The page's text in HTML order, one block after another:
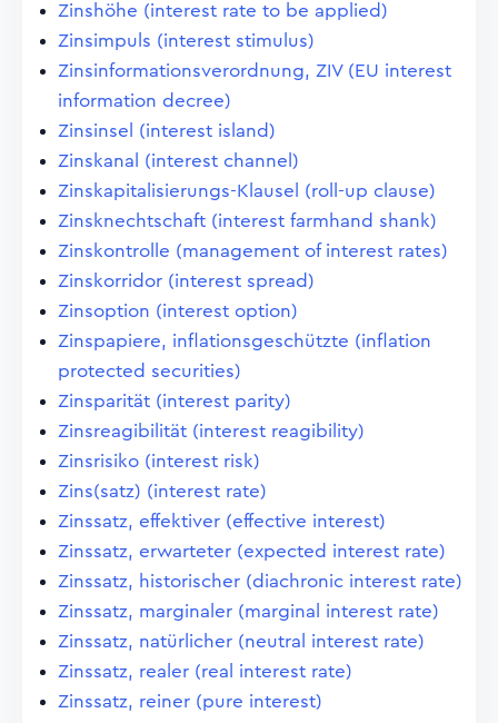
Zinshöhe (interest rate to be applied)
Zinsimpuls (interest stimulus)
Zinsinformationsverordnung, ZIV (EU interest
information decree)
Zinsinsel (interest island)
Zinskanal (interest channel)
Zinskapitalisierungs-Klausel (roll-up clause)
Zinsknechtschaft (interest farmhand shank)
Zinskontrolle (management of interest rates)
Zinskorridor (interest spread)
Zinsoption (interest option)
Zinspapiere, inflationsgeschützte (inflation
protected securities)
Zinsparität (interest parity)
Zinsreagibilität (interest reagibility)
Zinsrisiko (interest risk)
Zins(satz) (interest rate)
Zinssatz, effektiver (effective interest)
Zinssatz, erwarteter (expected interest rate)
Zinssatz, historischer (diachronic interest rate)
Zinssatz, marginaler (marginal interest rate)
Zinssatz, natürlicher (neutral interest rate)
Zinssatz, realer (real interest rate)
Zinssatz, reiner (pure interest)